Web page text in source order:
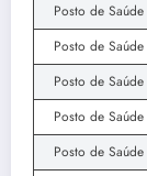
Posto de
Posto de
Posto de
Posto de
Posto de